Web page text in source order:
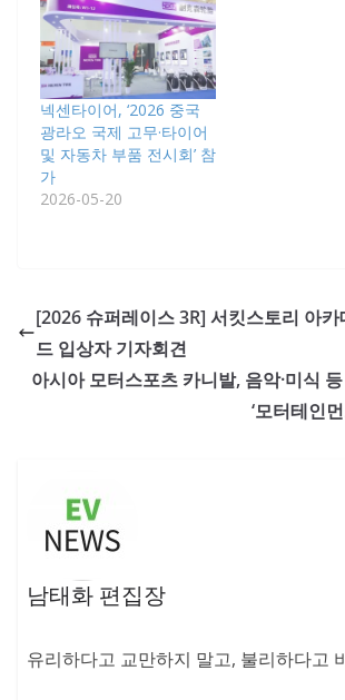
넥센타이어, ‘2026 중국
광라오 국제 고무·타이어
및 자동차 부품 전시회’ 참
가
2026-05-20
[2026 슈퍼레이스 3R] 서킷스토리 아
드 입상자 기자회견
아시아 모터스포츠 카니발, 음악·미식
‘모터테인
남태화 편집장
유리하다고 교만하지 말고, 불리하다고